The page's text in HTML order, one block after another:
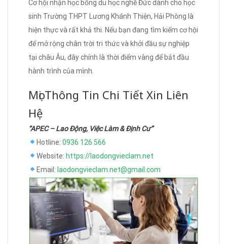
Cơ hội nhận học bổng du học nghề Đức dành cho học
sinh Trường THPT Lương Khánh Thiện, Hải Phòng là
hiện thực và rất khả thi. Nếu bạn đang tìm kiếm cơ hội
để mở rộng chân trời tri thức và khởi đầu sự nghiệp
tại châu Âu, đây chính là thời điểm vàng để bắt đầu
hành trình của mình.
Mọi Thông Tin Chi Tiết Xin Liên
Hệ
“APEC – Lao Động, Việc Làm & Định Cư”
Hotline: 0936 126 566
Website: https://laodongvieclam.net
Email: laodongvieclam.net@gmail.com